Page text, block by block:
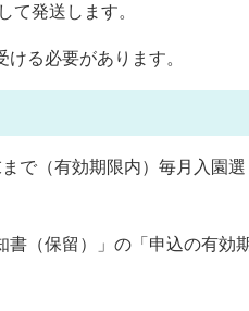
て発送します。
る必要があります。
で（有効期限内）毎月入園選
書（保留）」の「申込の有効